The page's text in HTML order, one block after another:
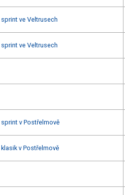
ve Veltrusech
ve Veltrusech
v Postřelmově
v Postřelmově